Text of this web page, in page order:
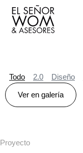
2.0 Diseño
Todo
Ver en galería
Proyecto